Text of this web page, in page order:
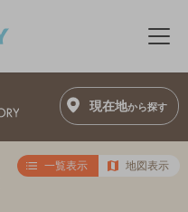
メ
現在地から探す
一覧表示 地図表示